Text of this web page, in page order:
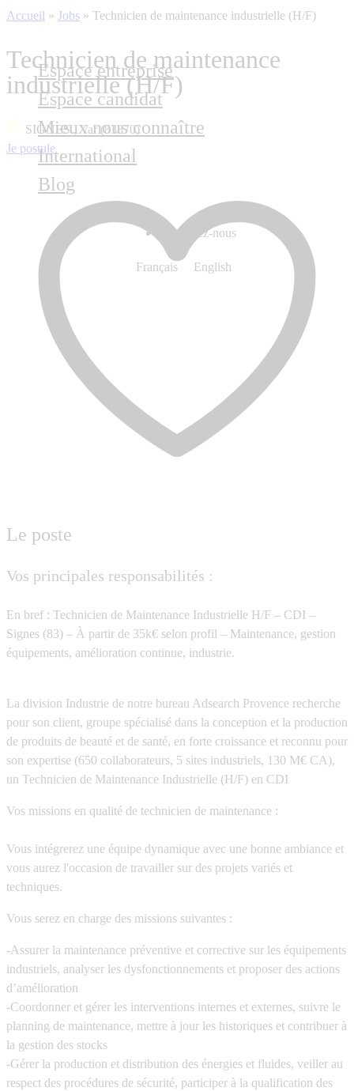
Espace entreprise
Espace candidat
Mieux nous connaître
International
Blog
Contactez-nous
Français English
Accueil » Jobs » Technicien de maintenance industrielle (H/F)
Technicien de maintenance
industrielle (H/F)
SIGNES , Var (83870)
Je postule
Le poste
Vos principales responsabilités :
En bref : Technicien de Maintenance Industrielle H/F – CDI –
Signes (83) – À partir de 35k€ selon profil – Maintenance, gestion
équipements, amélioration continue, industrie.
La division Industrie de notre bureau Adsearch Provence recherche
pour son client, groupe spécialisé dans la conception et la production
de produits de beauté et de santé, en forte croissance et reconnu pour
son expertise (650 collaborateurs, 5 sites industriels, 130 M€ CA),
un Technicien de Maintenance Industrielle (H/F) en CDI
Vos missions en qualité de technicien de maintenance :
Vous intégrerez une équipe dynamique avec une bonne ambiance et
vous aurez l'occasion de travailler sur des projets variés et
techniques.
Vous serez en charge des missions suivantes :
-Assurer la maintenance préventive et corrective sur les équipements
industriels, analyser les dysfonctionnements et proposer des actions
d’amélioration
-Coordonner et gérer les interventions internes et externes, suivre le
planning de maintenance, mettre à jour les historiques et contribuer à
la gestion des stocks
-Gérer la production et distribution des énergies et fluides, veiller au
respect des procédures de sécurité, participer à la qualification des